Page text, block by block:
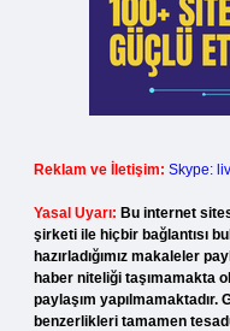
Reklam ve İletişim: Skype:
Yasal Uyarı: Bu internet
şirketi ile hiçbir bağlantısı
hazırladığımız makaleler
haber niteliği taşımamakta
paylaşım
benzerlikleri tamamen